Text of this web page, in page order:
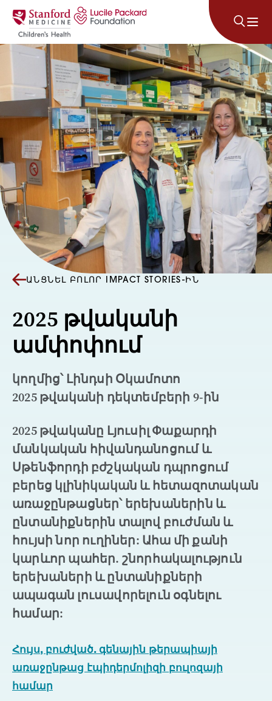
Անցնել բովանդակությանը
ԱՆՑՆԵԼ ԲՈԼՈՐ IMPACT STORIES-ԻՆ
2025 թվականի
ամփոփում
կողմից՝ Լինդսի Օկամոտո
2025 թվականի դեկտեմբերի 9-ին
2025 թվականը Լյուսիլ Փաքարդի
մանկական հիվանդանոցում և
Սթենֆորդի բժշկական դպրոցում
բերեց կլինիկական և հետազոտական
առաջընթացներ՝ երեխաներին և
ընտանիքներին տալով բուժման և
հույսի նոր ուղիներ: Ահա մի քանի
կարևոր պահեր. շնորհակալություն
երեխաների և ընտանիքների
ապագան լուսավորելուն օգնելու
համար:
Հույս, բուժված. գենային թերապիայի
առաջընթաց էպիդերմոլիզի բուլոզայի
համար